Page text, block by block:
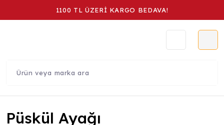
1100 TL ÜZERİ KARGO BEDAVA!
Püskül Ayağı